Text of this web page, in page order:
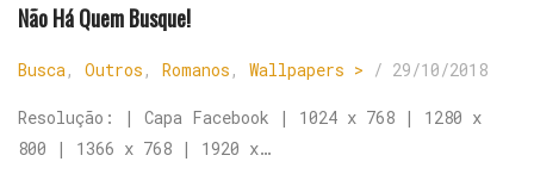
Não Há Quem Busque!
Busca , Outros , Romanos , Wallpapers > / 29/10/2018
Resolução: | Capa Facebook | 1024 x 768 | 1280 x
800 | 1366 x 768 | 1920 x…